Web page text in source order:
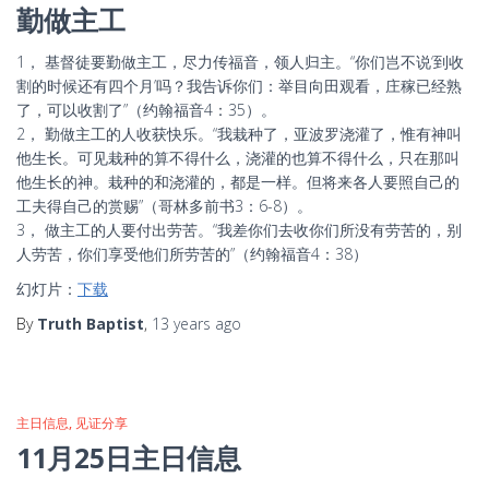
勤做主工
1， 基督徒要勤做主工，尽力传福音，领人归主。“你们岂不说‘到收
割的时候还有四个月’吗？我告诉你们：举目向田观看，庄稼已经熟
了，可以收割了”（约翰福音4：35）。
2， 勤做主工的人收获快乐。“我栽种了，亚波罗浇灌了，惟有神叫
他生长。可见栽种的算不得什么，浇灌的也算不得什么，只在那叫
他生长的神。栽种的和浇灌的，都是一样。但将来各人要照自己的
工夫得自己的赏赐”（哥林多前书3：6-8）。
3， 做主工的人要付出劳苦。“我差你们去收你们所没有劳苦的，别
人劳苦，你们享受他们所劳苦的”（约翰福音4：38）
幻灯片： 下载
By Truth Baptist, 13 years ago
主日信息 见证分享
11月25日主日信息